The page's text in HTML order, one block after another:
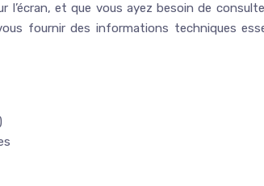
l’écran, et que vous ayez besoin de
fournir des informations techniques